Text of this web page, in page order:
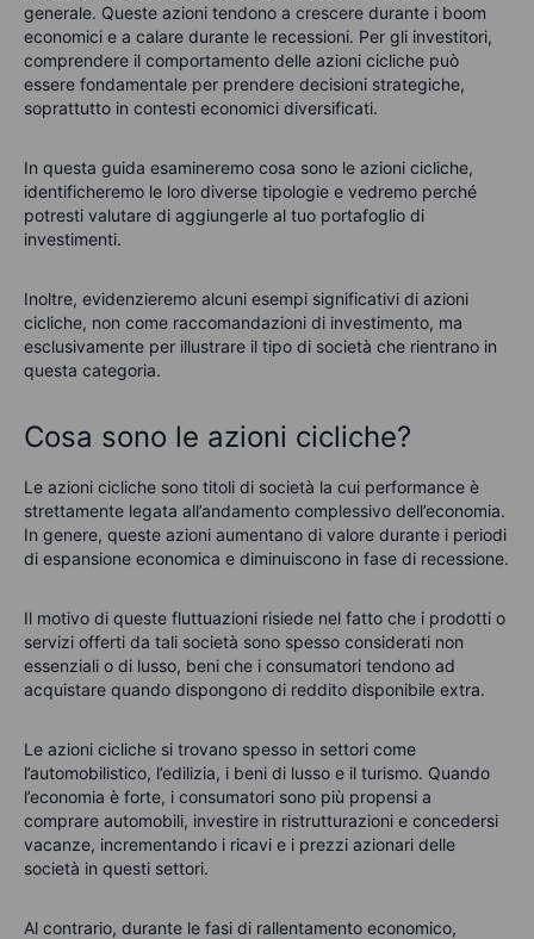
generale. Queste azioni tendono a crescere durante i boom
economici e a calare durante le recessioni. Per gli investitori,
comprendere il comportamento delle azioni cicliche può
essere fondamentale per prendere decisioni strategiche,
soprattutto in contesti economici diversificati.
In questa guida esamineremo cosa sono le azioni cicliche,
identificheremo le loro diverse tipologie e vedremo perché
potresti valutare di aggiungerle al tuo portafoglio di
investimenti.
Inoltre, evidenzieremo alcuni esempi significativi di azioni
cicliche, non come raccomandazioni di investimento, ma
esclusivamente per illustrare il tipo di società che rientrano in
questa categoria.
Cosa sono le azioni cicliche?
Le azioni cicliche sono titoli di società la cui performance è
strettamente legata all’andamento complessivo dell’economia.
In genere, queste azioni aumentano di valore durante i periodi
di espansione economica e diminuiscono in fase di recessione.
Il motivo di queste fluttuazioni risiede nel fatto che i prodotti o
servizi offerti da tali società sono spesso considerati non
essenziali o di lusso, beni che i consumatori tendono ad
acquistare quando dispongono di reddito disponibile extra.
Le azioni cicliche si trovano spesso in settori come
l’automobilistico, l’edilizia, i beni di lusso e il turismo. Quando
l’economia è forte, i consumatori sono più propensi a
comprare automobili, investire in ristrutturazioni e concedersi
vacanze, incrementando i ricavi e i prezzi azionari delle
società in questi settori.
Al contrario, durante le fasi di rallentamento economico,